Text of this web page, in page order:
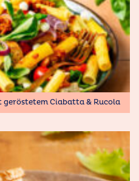
geröstetem Ciabatta & Rucola